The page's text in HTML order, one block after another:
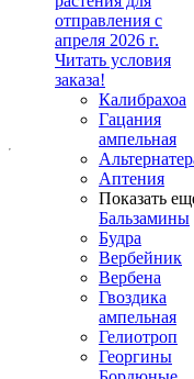
отправления с
апреля 2026 г.
Читать условия
заказа!
Калибрахоа
Гацания
ампельная
Аптения
Показать
Бальзамины
Будра
Вербейник
Вербена
Гвоздика
ампельная
Гелиотроп
Георгины